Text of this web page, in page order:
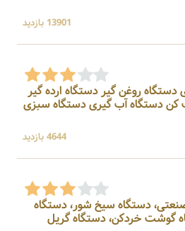
13901 بازدید
دستگاه روغن گیر دستگاه ارده گیر
کن دستگاه آب گیری دستگاه سبزی
4644 بازدید
دستگاه سیخ شور، دستگاه
گوشت خردکن، دستگاه گریل